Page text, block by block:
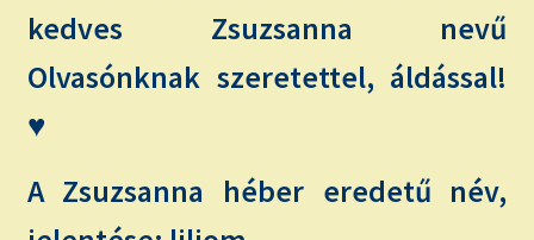
IRATKOZZ FEL A VIDEÓ CSATORNÁNKRA!
TAROT ELEMZÉS MEGRENDELÉSE LIMITÁLT!
AJÁNDÉKOKKAL!
kedves Zsuzsanna nevű
Olvasónknak szeretettel, áldással!
♥
A Zsuzsanna héber eredetű név,